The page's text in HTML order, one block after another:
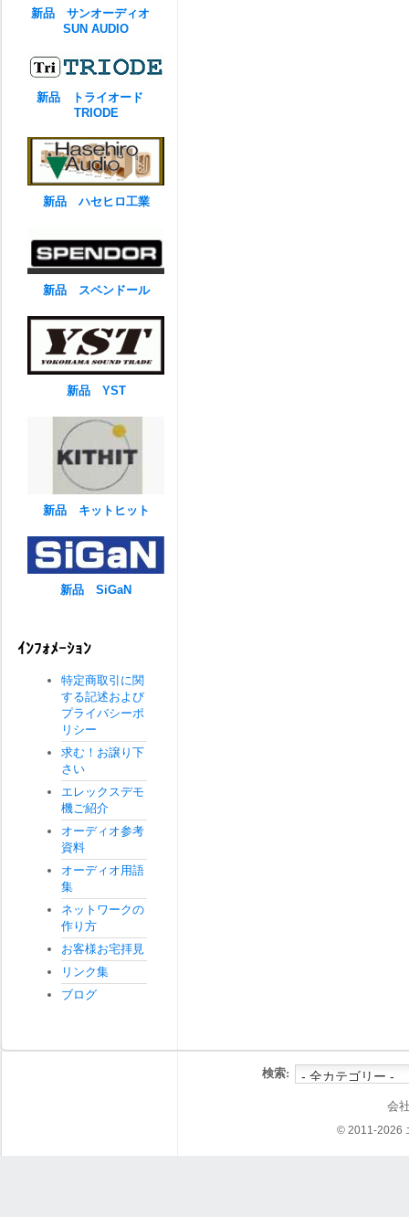
新品 サンオーディオ
SUN AUDIO
新品 トライオード
TRIODE
新品 ハセヒロ工業
新品 スペンドール
新品 YST
新品 キットヒット
新品 SiGaN
ｲﾝﾌｫﾒｰｼｮﾝ
特定商取引に関
する記述および
プライバシーポ
リシー
求む！お譲り下
さい
エレックスデモ
機ご紹介
オーディオ参考
資料
オーディオ用語
集
ネットワークの
作り方
お客様お宅拝見
リンク集
ブログ
検索:
会
© 2011-2026